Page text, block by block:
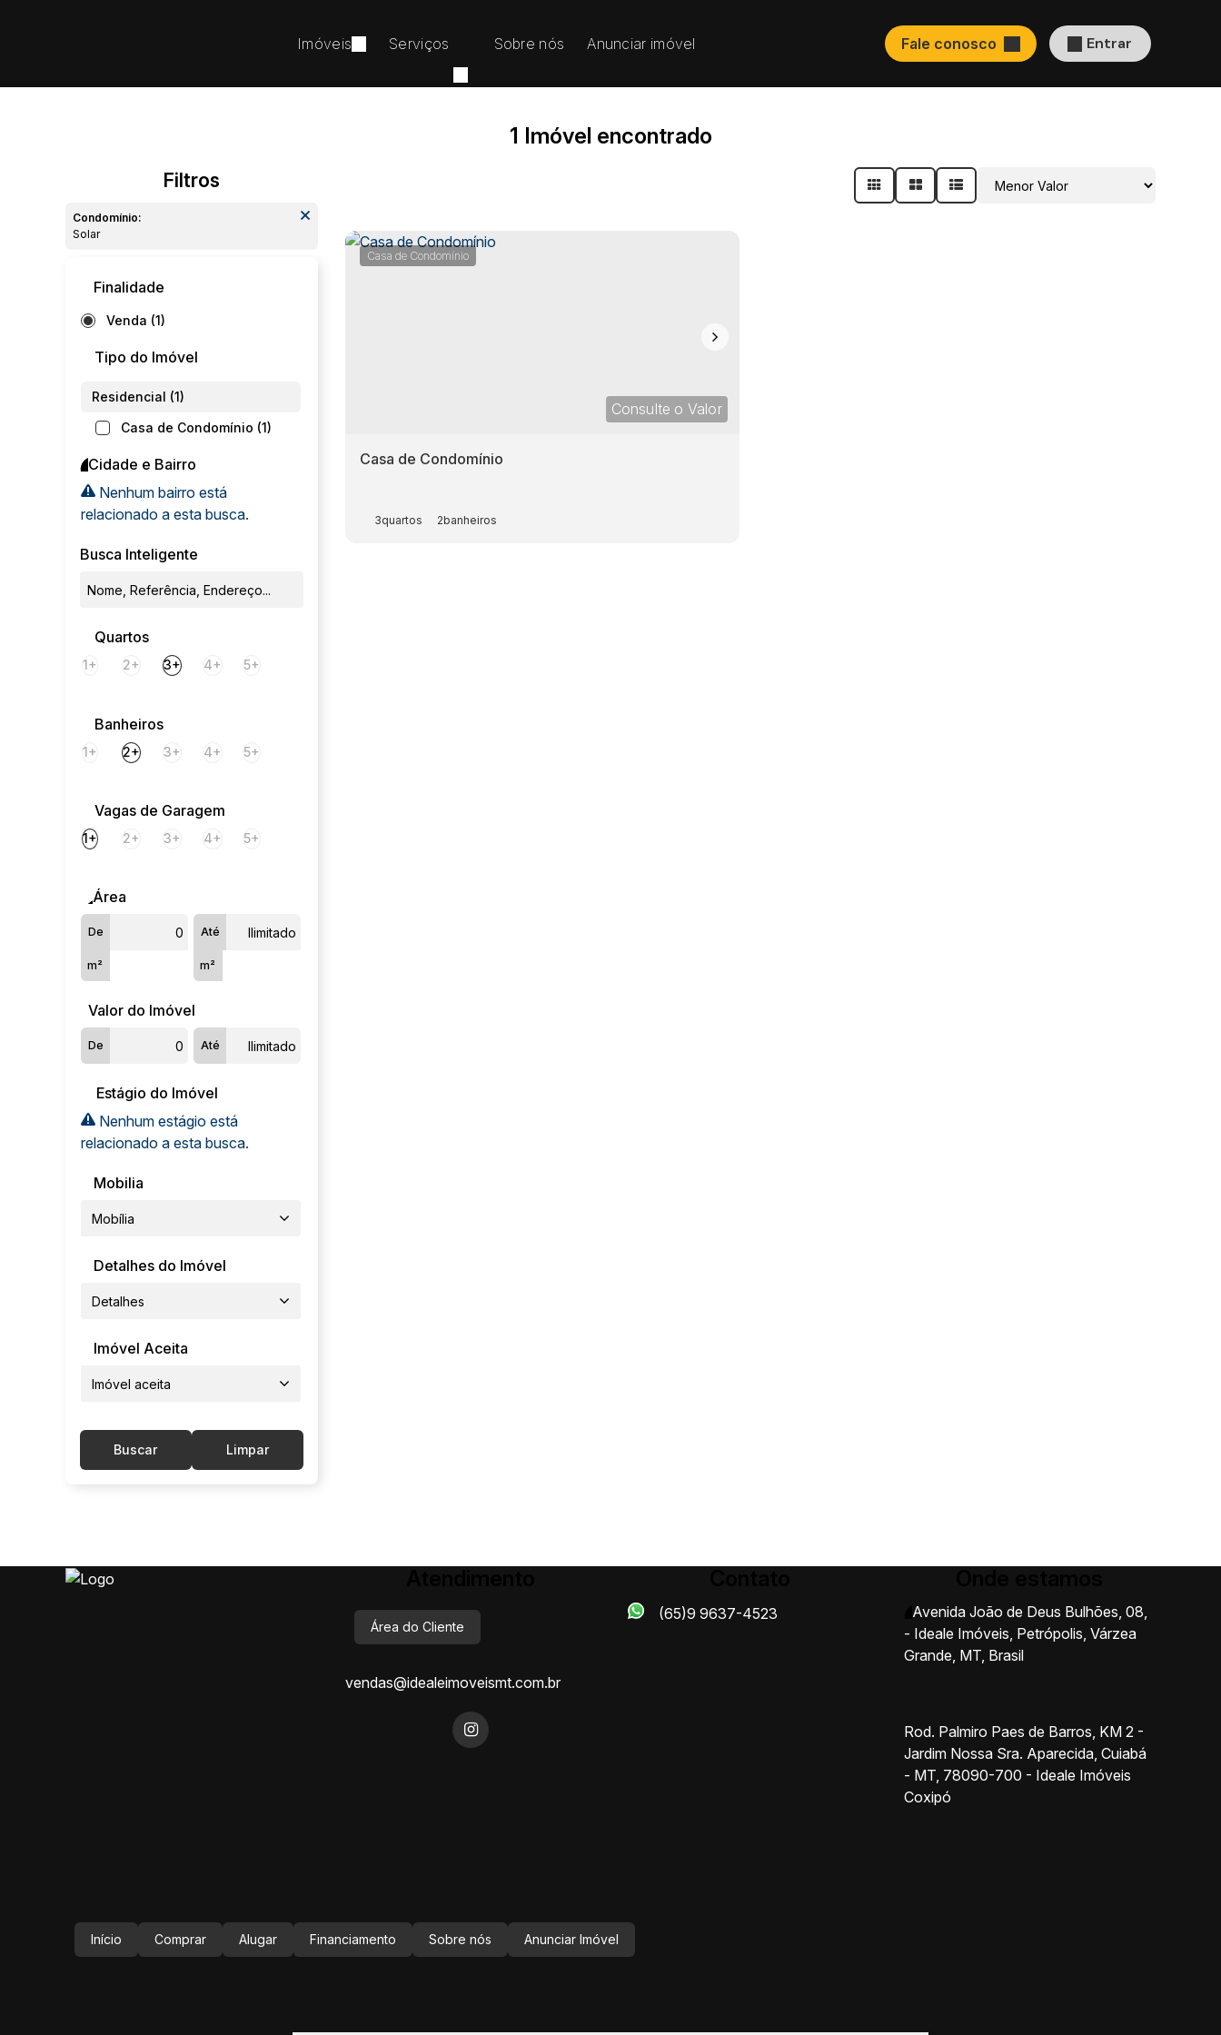
Entrar
Fale conosco
Anunciar imóvel
Sobre nós
Serviços
Imóveis
1 Imóvel encontrado
Condomínio:
Solar
Finalidade
Venda (1)
Tipo do Imóvel
Residencial (1)
Casa de Condomínio (1)
Cidade e Bairro
Nenhum bairro está
relacionado a esta busca.
Busca Inteligente
Quartos
1+ 2+ 3+ 4+ 5+
Banheiros
1+ 2+ 3+ 4+ 5+
Vagas de Garagem
1+ 2+ 3+ 4+ 5+
Área
De
m²
Até
m²
Valor do Imóvel
De Até
Estágio do Imóvel
Nenhum estágio está
relacionado a esta busca.
Mobilia
Mobília
Detalhes do Imóvel
Detalhes
Imóvel Aceita
Imóvel aceita
Buscar Limpar
Casa de Condomínio
Consulte o Valor
Casa de Condomínio
3 2
Área do Cliente
vendas@idealeimoveismt.com.br
(65)9 9637-4523 Avenida João de Deus Bulhões, 08,
- Ideale Imóveis, Petrópolis, Várzea
Grande, MT, Brasil
Rod. Palmiro Paes de Barros, KM 2 -
Jardim Nossa Sra. Aparecida, Cuiabá
- MT, 78090-700 - Ideale Imóveis
Coxipó
Início Comprar Alugar Financiamento Sobre nós Anunciar Imóvel